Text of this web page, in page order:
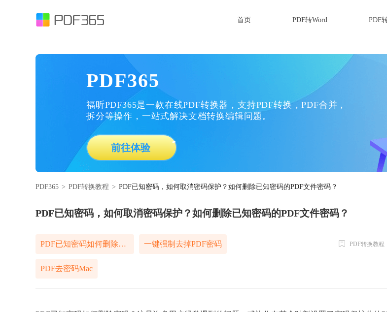
首页 PDF转Word PDF
PDF365
福昕PDF365是一款在线PDF转换器，支持PDF转换，PDF合并，
拆分等操作，一站式解决文档转换编辑问题。
前往体验
PDF365 > PDF转换教程 > PDF已知密码，如何取消密码保护？如何删除已知密码的PDF文件密码？
PDF已知密码，如何取消密码保护？如何删除已知密码的PDF文件密码？
PDF已知密码如何删除密码 一键强制去掉PDF密码
PDF去密码Mac
PDF转换教程